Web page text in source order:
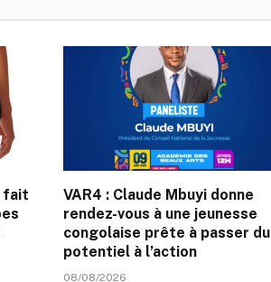
fait
VAR4 : Claude Mbuyi donne
rendez-vous à une jeunesse
congolaise prête à passer du
potentiel à l’action
08/08/2026